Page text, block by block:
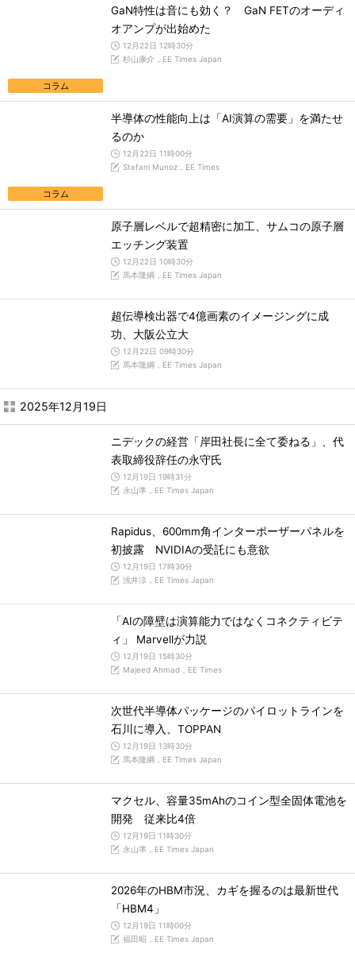
コラム
GaN特性は音にも効く？ GaN FETのオーディ
オアンプが出始めた
12月22日 12時30分
杉山康介，EE Times Japan
コラム
半導体の性能向上は「AI演算の需要」を満たせ
るのか
12月22日 11時00分
Stefani Munoz，EE Times
原子層レベルで超精密に加工、サムコの原子層
エッチング装置
12月22日 10時30分
馬本隆綱，EE Times Japan
超伝導検出器で4億画素のイメージングに成
功、大阪公立大
12月22日 09時30分
馬本隆綱，EE Times Japan
2025年12月19日
ニデックの経営「岸田社長に全て委ねる」、代
表取締役辞任の永守氏
12月19日 19時31分
永山準，EE Times Japan
Rapidus、600mm角インターポーザーパネルを
初披露 NVIDIAの受託にも意欲
12月19日 17時30分
浅井涼，EE Times Japan
「AIの障壁は演算能力ではなくコネクティビテ
ィ」 Marvellが力説
12月19日 15時30分
Majeed Ahmad，EE Times
次世代半導体パッケージのパイロットラインを
石川に導入、TOPPAN
12月19日 13時30分
馬本隆綱，EE Times Japan
マクセル、容量35mAhのコイン型全固体電池を
開発 従来比4倍
12月19日 11時30分
永山準，EE Times Japan
2026年のHBM市況、カギを握るのは最新世代
「HBM4」
12月19日 11時00分
福田昭，EE Times Japan